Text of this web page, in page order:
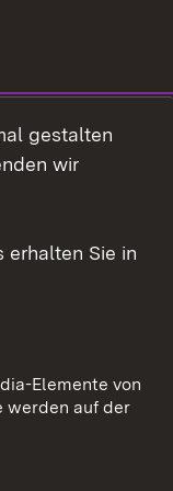
gestalten
wir
erhalten Sie in
Elemente von
werden auf der